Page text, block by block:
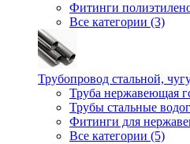
Фитинги
Все категории (3)
Трубопровод стальной,
Труба нержавеющая
Трубы стальные
Фитинги для
Все категории (5)